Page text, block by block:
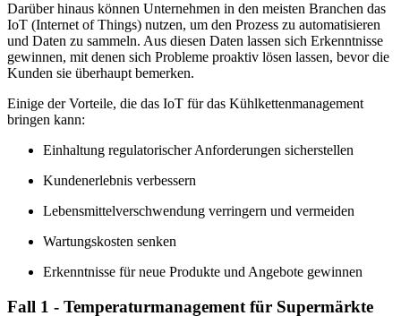
Darüber hinaus können Unternehmen in den meisten Branchen das
IoT (Internet of Things) nutzen, um den Prozess zu automatisieren
und Daten zu sammeln. Aus diesen Daten lassen sich Erkenntnisse
gewinnen, mit denen sich Probleme proaktiv lösen lassen, bevor die
Kunden sie überhaupt bemerken.
Einige der Vorteile, die das IoT für das Kühlkettenmanagement
bringen kann:
Einhaltung regulatorischer Anforderungen sicherstellen
Kundenerlebnis verbessern
Lebensmittelverschwendung verringern und vermeiden
Wartungskosten senken
Erkenntnisse für neue Produkte und Angebote gewinnen
Fall 1 - Temperaturmanagement für Supermärkte